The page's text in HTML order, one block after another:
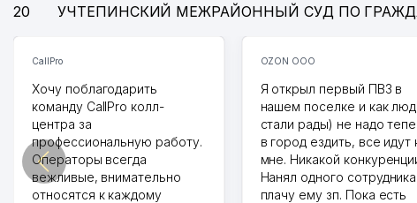
20
УЧТЕПИНСКИЙ МЕЖРАЙОННЫЙ СУД ПО
CallPro
Хочу поблагодарить
команду CallPro колл-
центра за
профессиональную работу.
Операторы всегда
вежливые, внимательно
относятся к каждому
OZON ООО
Я открыл первый ПВЗ в
нашем поселке и как
стали рады) не надо
в город ездить, все идут
мне. Никакой
Нанял одного
плачу ему зп. Пока есть